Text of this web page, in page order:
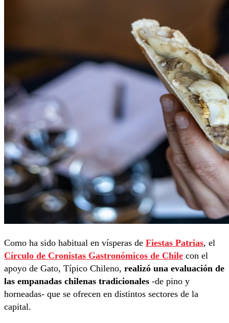
Como ha sido habitual en vísperas de Fiestas Patrias, el
Círculo de Cronistas Gastronómicos de Chile con el
apoyo de Gato, Típico Chileno, realizó una evaluación de
las empanadas chilenas tradicionales -de pino y
horneadas- que se ofrecen en distintos sectores de la
capital.